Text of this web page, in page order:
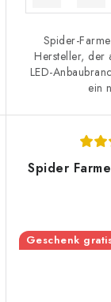
Spider-
Hersteller, der
LED-
ein
Spider
Geschenk